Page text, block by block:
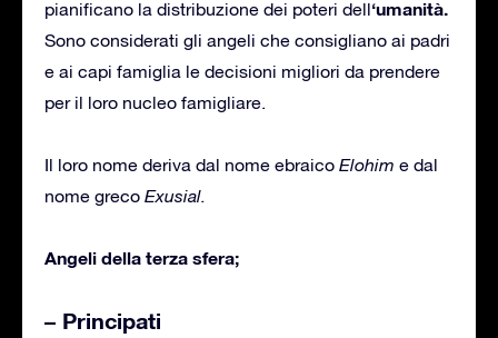
pianificano la distribuzione dei poteri dell‘umanità.
Sono considerati gli angeli che consigliano ai padri
e ai capi famiglia le decisioni migliori da prendere
per il loro nucleo famigliare.
Il loro nome deriva dal nome ebraico Elohim e dal
nome greco Exusial.
Angeli della terza sfera;
– Principati